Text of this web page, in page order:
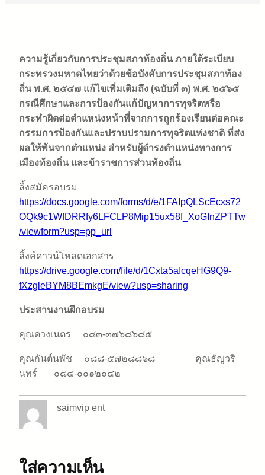
ความรู้เกี่ยวกับการประชุมสภาท้องถิ่น ภายใต้ระเบียบ
กระทรวงมหาดไทยว่าด้วยข้อบังคับการประชุมสภาท้อง
ถิ่น พ.ศ. ๒๕๔๗ แก้ไขเพิ่มเติมถึง (ฉบับที่ ๓) พ.ศ. ๒๕๖๕
กรณีศึกษาและการป้องกันแก้ปัญหาการทุจริตหรือ
กระทำผิดต่อตำแหน่งหน้าที่จากการถูกร้องเรียนต่อคณะ
กรรมการป้องกันและปราบปรามการทุจริตแห่งชาติ ที่ส่ง
ผลให้พ้นจากตำแหน่ง สำหรับผู้ดำรงตำแหน่งทางการ
เมืองท้องถิ่น และข้าราชการส่วนท้องถิ่น
ลิ้งสมัครอบรม
https://docs.google.com/forms/d/e/1FAIpQLScEcxs72
OQk9c1WfDRRfy6LFCLP8Mip15ux58f_XoGInZPTTw
/viewform?usp=pp_url
ลิ้งค์ดาวน์โหลดเอกสาร
https://drive.google.com/file/d/1Cxta5aIcqeHG9Q9-
fXzgleBYM8BEmkgE/view?usp=sharing
ประสานงานฝึกอบรม
คุณดวงเนตร ๐๘๓-๓๗๖๘๖๘๕
คุณกันต์นพัช ๐๘๘-๕๗๒๘๘๖๘ คุณธัญวริ
นทร์ ๐๘๔-๐๐๑๒๐๔๒
saimvip ent
ใส่ความเห็น